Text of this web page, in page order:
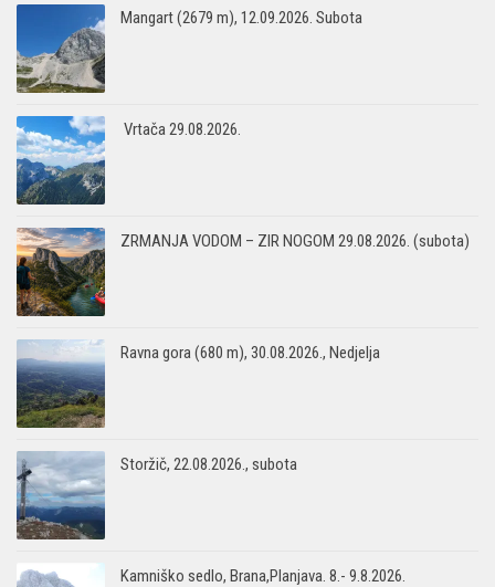
Mangart (2679 m), 12.09.2026. Subota
Vrtača 29.08.2026.
ZRMANJA VODOM – ZIR NOGOM 29.08.2026. (subota)
Ravna gora (680 m), 30.08.2026., Nedjelja
Storžič, 22.08.2026., subota
Kamniško sedlo, Brana,Planjava. 8.- 9.8.2026.